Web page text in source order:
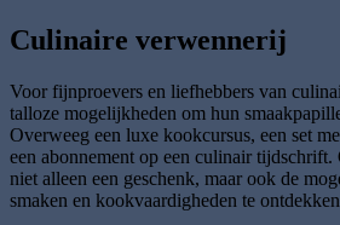
Culinaire verwennerij
Voor fijnproevers en liefhebbers van
talloze mogelijkheden om hun
Overweeg een luxe kookcursus, een set
een abonnement op een culinair tijdschrift.
niet alleen een geschenk, maar ook de
smaken en kookvaardigheden te